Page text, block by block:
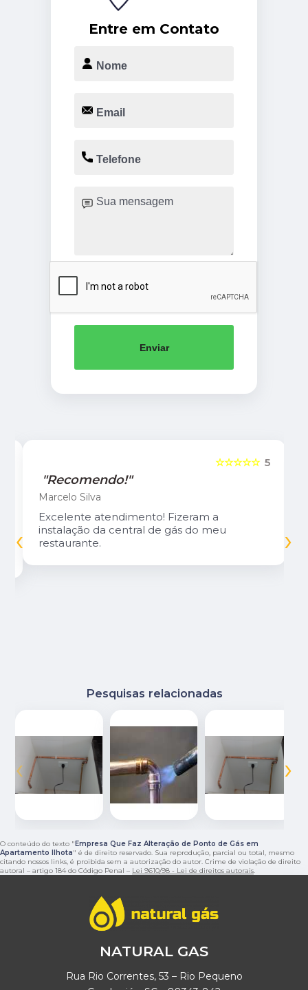
Entre em Contato
Enviar
5
☆☆☆☆☆
"Recomendo!"
Marcelo Silva
Excelente atendimento! Fizeram a
instalação da central de gás do meu
restaurante.
‹ ›
Pesquisas relacionadas
‹ ›
O conteúdo do texto " Empresa Que Faz Alteração de Ponto de Gás em
Apartamento Ilhota" é de direito reservado. Sua reprodução, parcial ou total, mesmo
citando nossos links, é proibida sem a autorização do autor. Crime de violação de direito
autoral – artigo 184 do Código Penal – Lei 9610/98 - Lei de direitos autorais.
NATURAL GAS
Rua Rio Correntes, 53 – Rio Pequeno